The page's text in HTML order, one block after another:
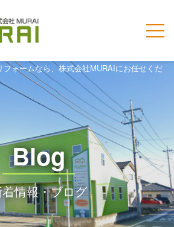
ォームなら、株式会社MURAIにお任せくだ
Blog
情報・ブログ